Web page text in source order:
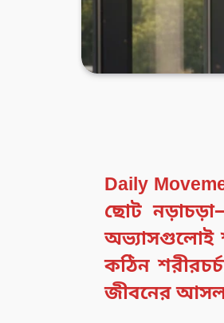
Daily
ছোট
অভ্যাসগুলোই
কঠিন
জীবনের আসল